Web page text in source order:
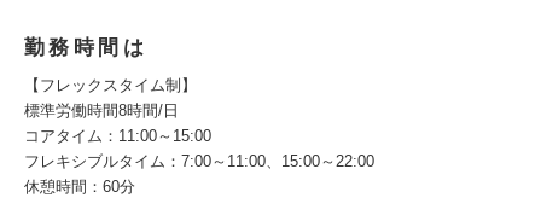
勤務時間は
【フレックスタイム制】
標準労働時間8時間/日
コアタイム：11:00～15:00
フレキシブルタイム：7:00～11:00、15:00～22:00
休憩時間：60分